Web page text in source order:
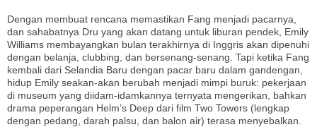
Dengan membuat rencana memastikan Fang menjadi pacarnya,
dan sahabatnya Dru yang akan datang untuk liburan pendek, Emily
Williams membayangkan bulan terakhirnya di Inggris akan dipenuhi
dengan belanja, clubbing, dan bersenang-senang. Tapi ketika Fang
kembali dari Selandia Baru dengan pacar baru dalam gandengan,
hidup Emily seakan-akan berubah menjadi mimpi buruk: pekerjaan
di museum yang diidam-idamkannya ternyata mengerikan, bahkan
drama peperangan Helm’s Deep dari film Two Towers (lengkap
dengan pedang, darah palsu, dan balon air) terasa menyebalkan.